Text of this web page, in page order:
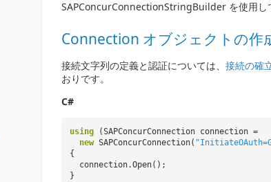
SAPConcurConnectionStringBuilder を使用し
Connection オブジェクトの作
接続文字列の定義と認証については、 接続の確
おりです。
C#
using
(SAPConcurConnection connection =
new SAPConcurConnection(
{
connection.Open();
}